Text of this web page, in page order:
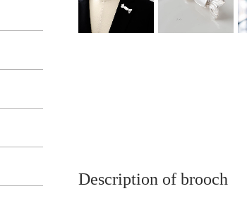
Description of brooch